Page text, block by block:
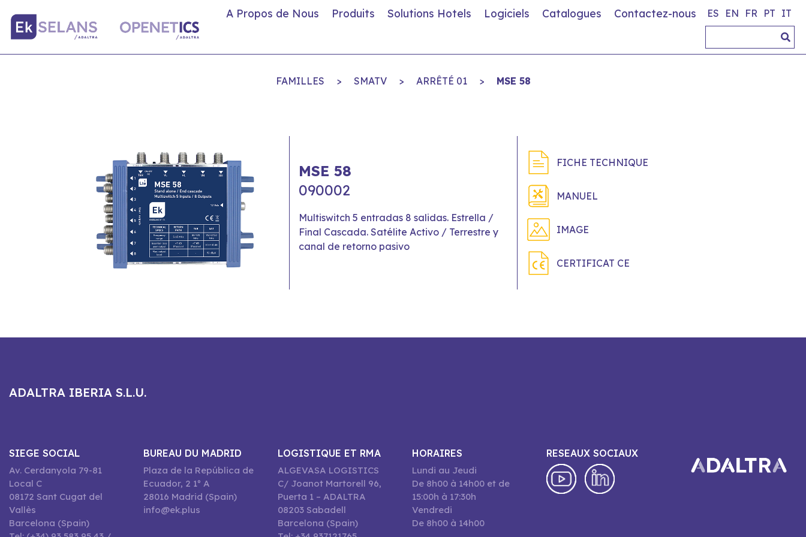
A Propos de Nous Produits Solutions Hotels Logiciels Catalogues Contactez-nous ES EN FR PT IT
FAMILLES > SMATV > ARRÊTÉ 01 > MSE 58
MSE 58
090002
Multiswitch 5 entradas 8 salidas. Estrella /
Final Cascada. Satélite Activo / Terrestre y
canal de retorno pasivo
FICHE TECHNIQUE
MANUEL
IMAGE
CERTIFICAT CE
ADALTRA IBERIA S.L.U.
SIEGE SOCIAL
Av. Cerdanyola 79-81
Local C
08172 Sant Cugat del
Vallès
Barcelona (Spain)
BUREAU DU MADRID
Plaza de la República de
Ecuador, 2 1º A
28016 Madrid (Spain)
info@ek.plus
LOGISTIQUE ET RMA
ALGEVASA LOGISTICS
C/ Joanot Martorell 96,
Puerta 1 – ADALTRA
08203 Sabadell
Barcelona (Spain)
HORAIRES
Lundi au Jeudi
De 8h00 à 14h00 et de
15:00h à 17:30h
Vendredi
De 8h00 à 14h00
RESEAUX SOCIAUX